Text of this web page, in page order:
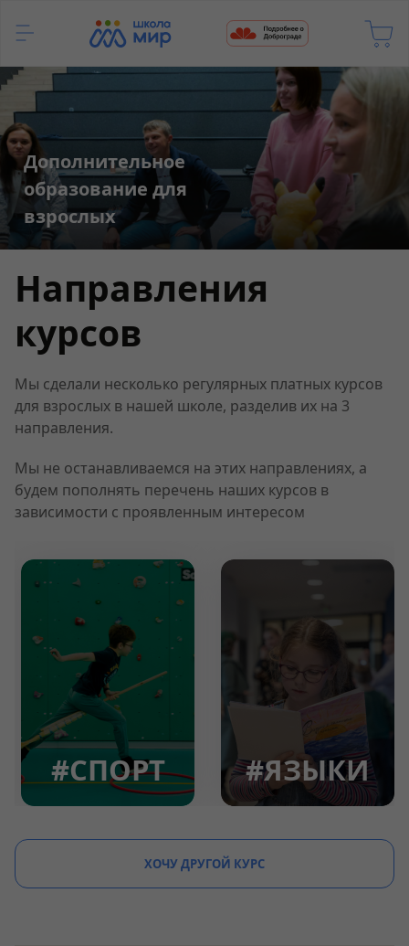
Дополнительное
образование для
взрослых
Направления
курсов
Мы сделали несколько регулярных платных курсов
для взрослых в нашей школе, разделив их на 3
направления.
Мы не останавливаемся на этих направлениях, а
будем пополнять перечень наших курсов в
зависимости с проявленным интересом
#СПОРТ #ЯЗЫКИ
ХОЧУ ДРУГОЙ КУРС